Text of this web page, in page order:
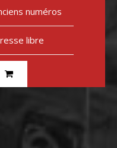
numéros
libre